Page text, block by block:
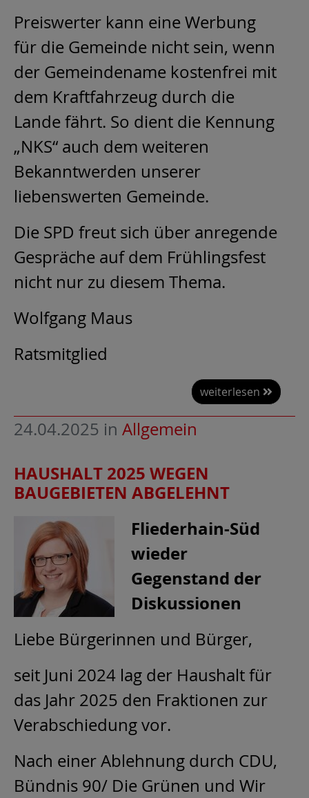
Preiswerter kann eine Werbung
für die Gemeinde nicht sein, wenn
der Gemeindename kostenfrei mit
dem Kraftfahrzeug durch die
Lande fährt. So dient die Kennung
„NKS“ auch dem weiteren
Bekanntwerden unserer
liebenswerten Gemeinde.
Die SPD freut sich über anregende
Gespräche auf dem Frühlingsfest
nicht nur zu diesem Thema.
Wolfgang Maus
Ratsmitglied
weiterlesen
24.04.2025 in Allgemein
HAUSHALT 2025 WEGEN
BAUGEBIETEN ABGELEHNT
Fliederhain-Süd
wieder
Gegenstand der
Diskussionen
Liebe Bürgerinnen und Bürger,
seit Juni 2024 lag der Haushalt für
das Jahr 2025 den Fraktionen zur
Verabschiedung vor.
Nach einer Ablehnung durch CDU,
Bündnis 90/ Die Grünen und Wir